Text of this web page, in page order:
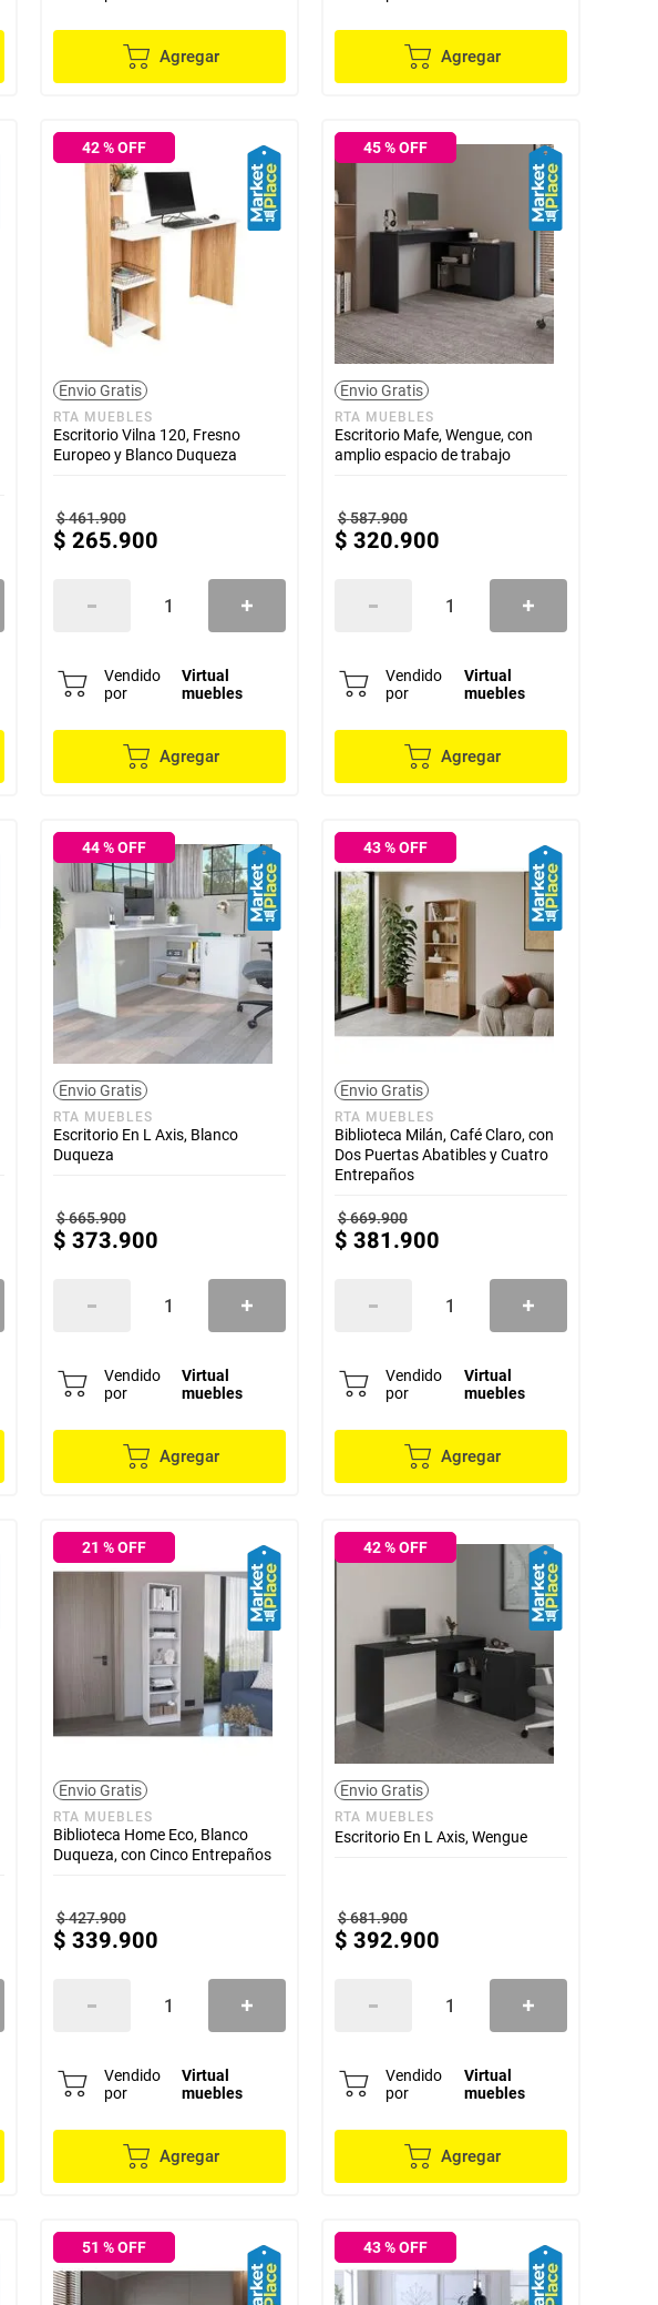
Agregar Agregar
Envio Gratis
42% OFF
RTA MUEBLES
Escritorio Vilna 120, Fresno
Europeo y Blanco Duqueza
$461.900
$ 265.900
Vendido
por
Virtual
muebles
Agregar
Envio Gratis
45% OFF
RTA MUEBLES
Escritorio Mafe, Wengue, con
amplio espacio de trabajo
$587.900
$ 320.900
Vendido
por
Virtual
muebles
Agregar
Envio Gratis
44% OFF
RTA MUEBLES
Escritorio En L Axis, Blanco
Duqueza
$665.900
$ 373.900
Vendido
por
Virtual
muebles
Agregar
Envio Gratis
43% OFF
RTA MUEBLES
Biblioteca Milán, Café Claro, con
Dos Puertas Abatibles y Cuatro
Entrepaños
$669.900
$ 381.900
Vendido
por
Virtual
muebles
Agregar
Envio Gratis
21 % OFF
RTA MUEBLES
Biblioteca Home Eco, Blanco
Duqueza, con Cinco Entrepaños
$427.900
$ 339.900
Vendido
por
Virtual
muebles
Agregar
Envio Gratis
42% OFF
RTA MUEBLES
Escritorio En L Axis, Wengue
$681.900
$ 392.900
Vendido
por
Virtual
muebles
Agregar
51 % OFF 43% OFF